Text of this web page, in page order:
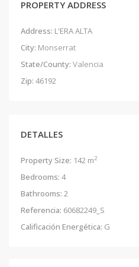
PROPERTY ADDRESS
Address: L'ERA ALTA
City: Monserrat
State/County: Valencia
Zip: 46192
DETALLES
Property Size: 142 m2
Bedrooms: 4
Bathrooms: 2
Referencia: 60682249_S
Calificación Energética: G